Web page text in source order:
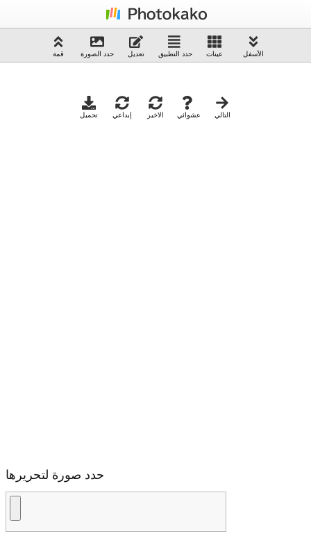
قمة حدد الصورة تعديل حدد التطبيق عينات الأسفل
تحميل إبداعي الاخير عشوائي التالي
حدد صورة لتحريرها